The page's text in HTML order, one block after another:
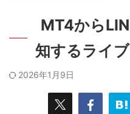
MT4から
知するライ
2026年1月9日